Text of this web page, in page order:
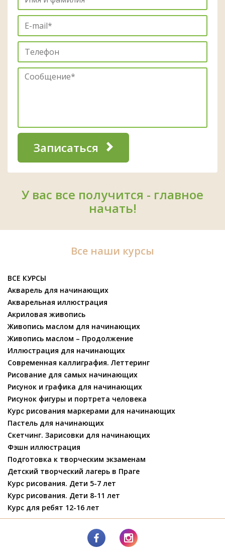
Записаться
У вас все получится - главное
начать!
Все наши курсы
ВСЕ КУРСЫ
Акварель для начинающих
Акварельная иллюстрация
Акриловая живопись
Живопись маслом для начинающих
Живопись маслом – Продолжение
Иллюстрация для начинающих
Современная каллиграфия. Леттеринг
Рисование для самых начинающих
Рисунок и графика для начинающих
Рисунок фигуры и портрета человека
Курс рисования маркерами для начинающих
Пастель для начинающих
Скетчинг. Зарисовки для начинающих
Фэшн иллюстрация
Подготовка к творческим экзаменам
Детский творческий лагерь в Праге
Курс рисования. Дети 5-7 лет
Курс рисования. Дети 8-11 лет
Курс для ребят 12-16 лет